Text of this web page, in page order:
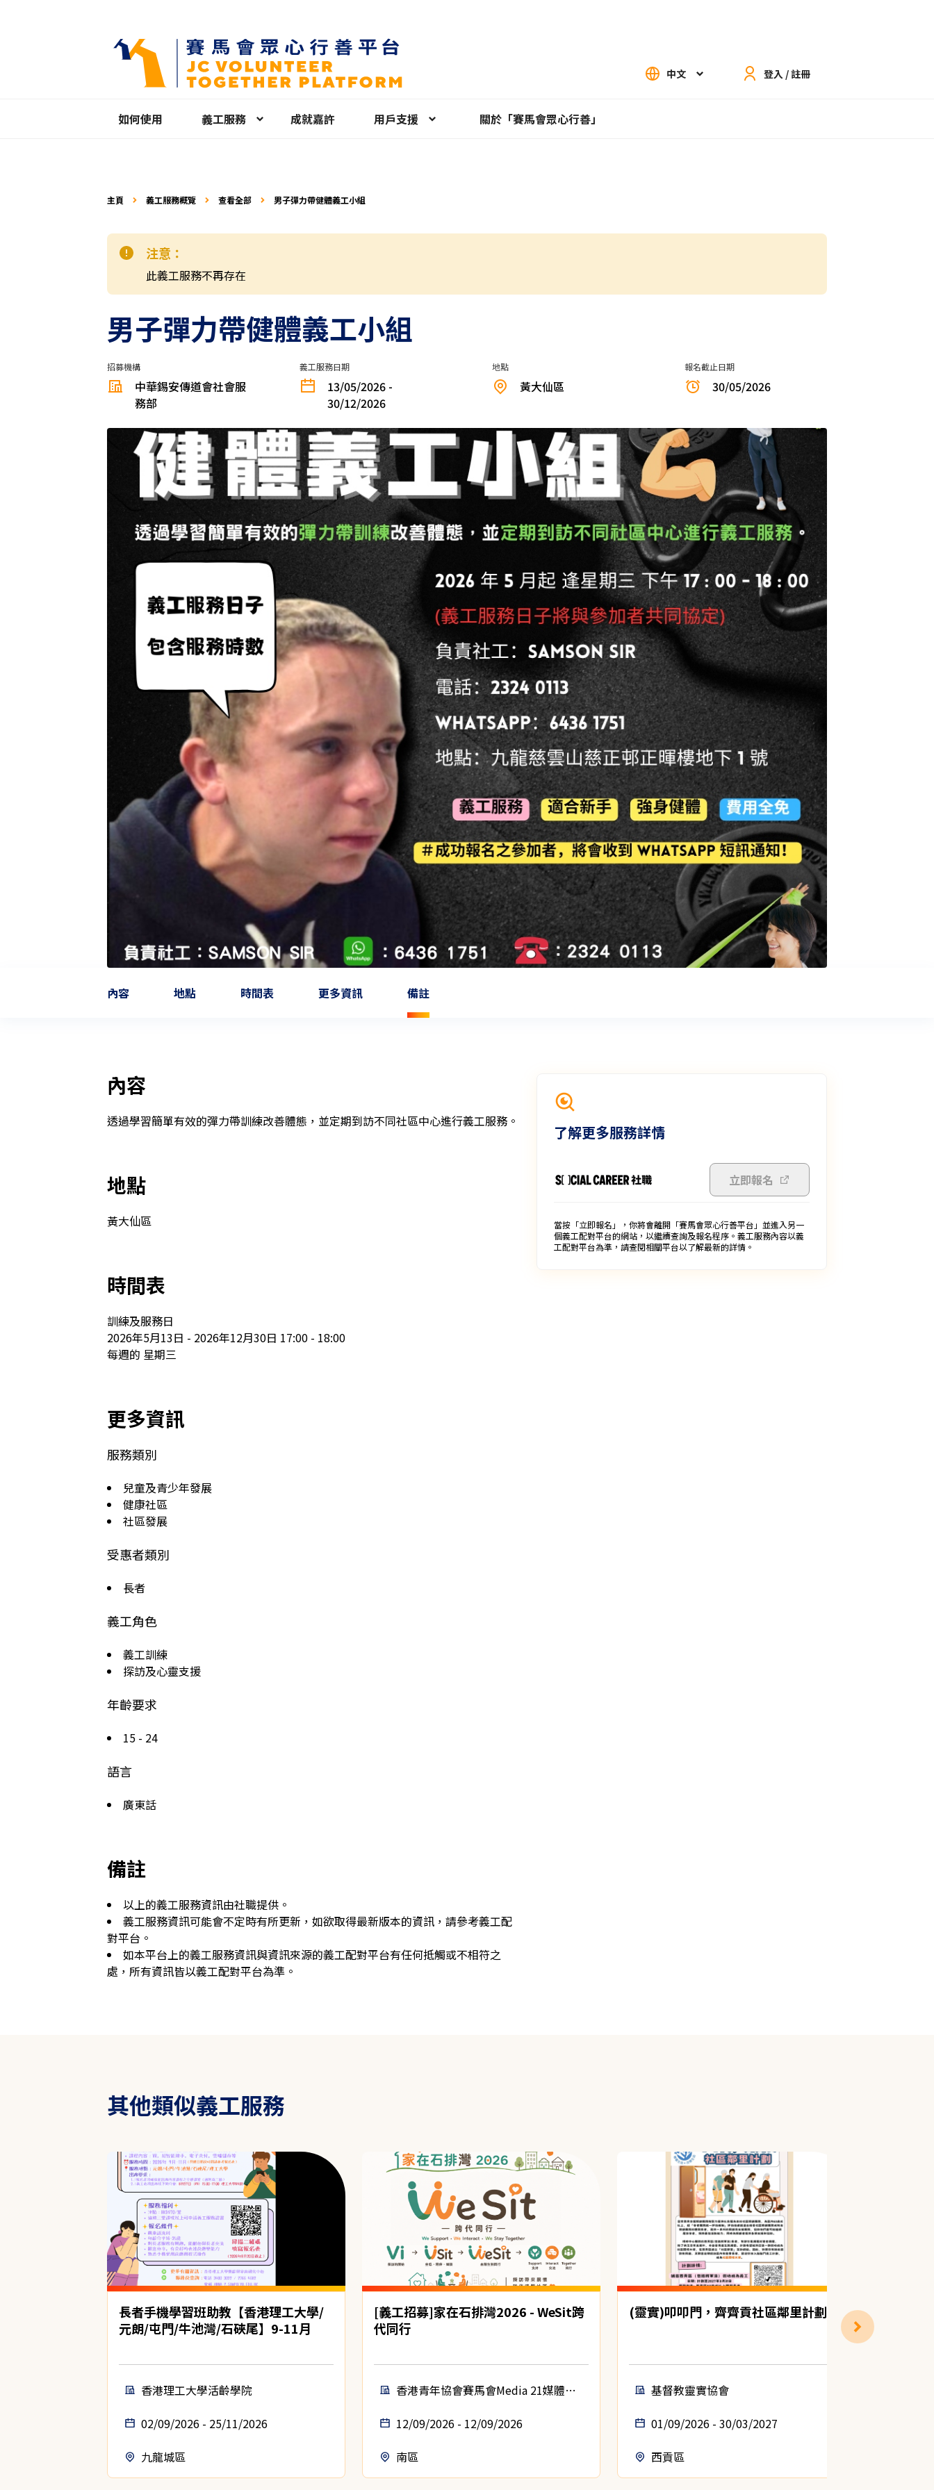
中文 登入 / 註冊
如何使用 義工服務 成就嘉許 用戶支援 關於「賽馬會眾心行善」
主頁 義工服務概覽 查看全部 男子彈力帶健體義工小組
注意：
此義工服務不再存在
男子彈力帶健體義工小組
招募機構
中華錫安傳道會社會服
務部
義工服務日期
13/05/2026 -
30/12/2026
地點
黃大仙區
報名截止日期
30/05/2026
內容 地點 時間表 更多資訊 備註
內容
透過學習簡單有效的彈力帶訓練改善體態，並定期到訪不同社區中心進行義工服務。
地點
黃大仙區
時間表
訓練及服務日
2026年5月13日 - 2026年12月30日 17:00 - 18:00
每週的 星期三
更多資訊
服務類別
兒童及青少年發展
健康社區
社區發展
受惠者類別
長者
義工角色
義工訓練
探訪及心靈支援
年齡要求
15 - 24
語言
廣東話
備註
以上的義工服務資訊由社職提供。
義工服務資訊可能會不定時有所更新，如欲取得最新版本的資訊，請參考義工配
對平台。
如本平台上的義工服務資訊與資訊來源的義工配對平台有任何抵觸或不相符之
處，所有資訊皆以義工配對平台為準。
了解更多服務詳情
立即報名
當按「立即報名」，你將會離開「賽馬會眾心行善平台」並進入另一
個義工配對平台的網站，以繼續查詢及報名程序。義工服務內容以義
工配對平台為準，請查閱相關平台以了解最新的詳情。
其他類似義工服務
長者手機學習班助教【香港理工大學/
元朗/屯門/牛池灣/石硤尾】9-11月
香港理工大學活齡學院
02/09/2026 - 25/11/2026
九龍城區
[義工招募]家在石排灣2026 - WeSit跨
代同行
香港青年協會賽馬會Media 21媒體空
12/09/2026 - 12/09/2026
南區
(靈實)叩叩門，齊齊貢社區鄰里計劃
基督教靈實協會
01/09/2026 - 30/03/2027
西貢區